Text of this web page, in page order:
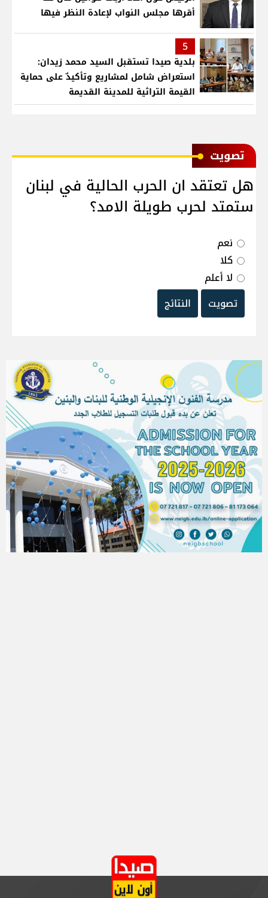
أقرها مجلس النواب لإعادة النظر فيها
5
بلدية صيدا تستقبل السيد محمد زيدان:
استعراض شامل لمشاريع وتأكيدٌ على حماية
القيمة التراثية للمدينة القديمة
ﺗﺼﻮﻳﺖ
هل تعتقد ان الحرب الحالية في لبنان
ستمتد لحرب طويلة الامد؟
نعم
كلا
لا أعلم
تصويت
النتائج